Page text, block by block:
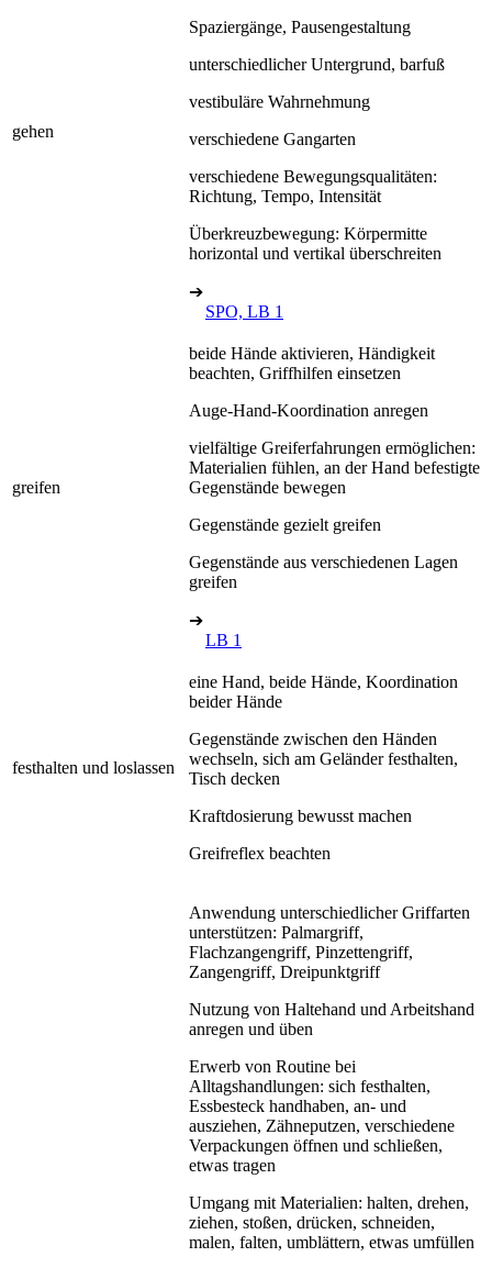
gehen
Spaziergänge, Pausengestaltung
unterschiedlicher Untergrund, barfuß
vestibuläre Wahrnehmung
verschiedene Gangarten
verschiedene Bewegungsqualitäten:
Richtung, Tempo, Intensität
Überkreuzbewegung: Körpermitte
horizontal und vertikal überschreiten
➔
SPO, LB 1
greifen
beide Hände aktivieren, Händigkeit
beachten, Griffhilfen einsetzen
Auge-Hand-Koordination anregen
vielfältige Greiferfahrungen ermöglichen:
Materialien fühlen, an der Hand befestigte
Gegenstände bewegen
Gegenstände gezielt greifen
Gegenstände aus verschiedenen Lagen
greifen
➔
LB 1
festhalten und loslassen
eine Hand, beide Hände, Koordination
beider Hände
Gegenstände zwischen den Händen
wechseln, sich am Geländer festhalten,
Tisch decken
Kraftdosierung bewusst machen
Greifreflex beachten
Anwendung unterschiedlicher Griffarten
unterstützen: Palmargriff,
Flachzangengriff, Pinzettengriff,
Zangengriff, Dreipunktgriff
Nutzung von Haltehand und Arbeitshand
anregen und üben
Erwerb von Routine bei
Alltagshandlungen: sich festhalten,
Essbesteck handhaben, an- und
ausziehen, Zähneputzen, verschiedene
Verpackungen öffnen und schließen,
etwas tragen
Umgang mit Materialien: halten, drehen,
ziehen, stoßen, drücken, schneiden,
malen, falten, umblättern, etwas umfüllen